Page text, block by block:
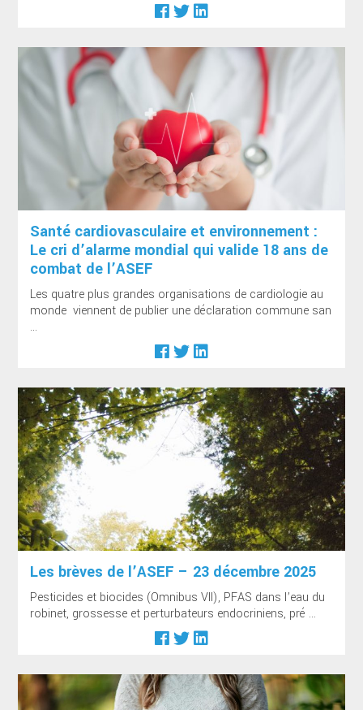
Santé cardiovasculaire et environnement :
Le cri d’alarme mondial qui valide 18 ans de
combat de l’ASEF
Les quatre plus grandes organisations de cardiologie au
monde viennent de publier une déclaration commune san
...
Les brèves de l’ASEF – 23 décembre 2025
Pesticides et biocides (Omnibus VII), PFAS dans l’eau du
robinet, grossesse et perturbateurs endocriniens, pré ...